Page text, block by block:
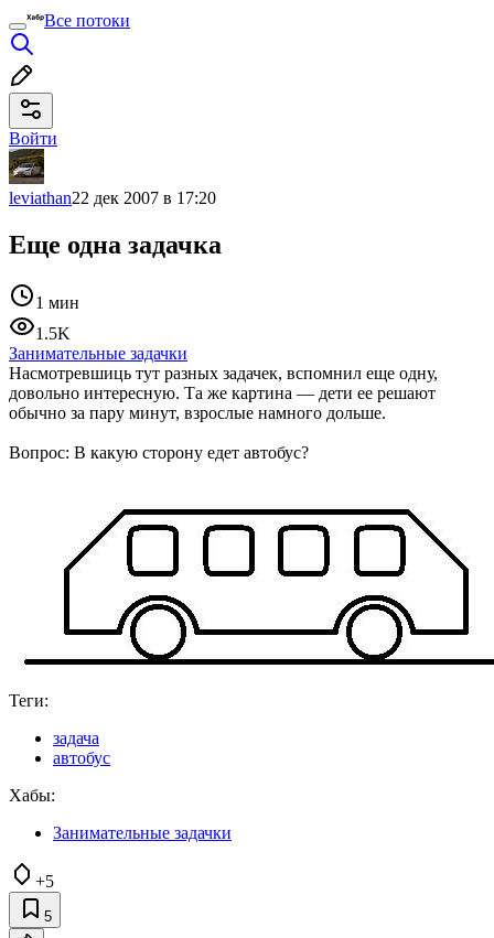
Все потоки
Войти
leviathan22 дек 2007 в 17:20
Еще одна задачка
1 мин
1.5K
Занимательные задачки
Насмотревшиць тут разных задачек, вспомнил еще одну,
довольно интересную. Та же картина — дети ее решают
обычно за пару минут, взрослые намного дольше.
Вопрос: В какую сторону едет автобус?
Теги:
задача
автобус
Хабы:
Занимательные задачки
+5
5